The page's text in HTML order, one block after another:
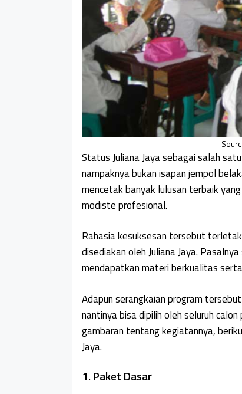
Status Juliana Jaya sebagai salah
nampaknya bukan isapan jempol
mencetak banyak lulusan terbaik
modiste profesional.
Rahasia kesuksesan tersebut
disediakan oleh Juliana Jaya.
mendapatkan materi berkualitas
Adapun serangkaian program
nantinya bisa dipilih oleh seluruh
gambaran tentang kegiatannya,
Jaya.
1. Paket Dasar